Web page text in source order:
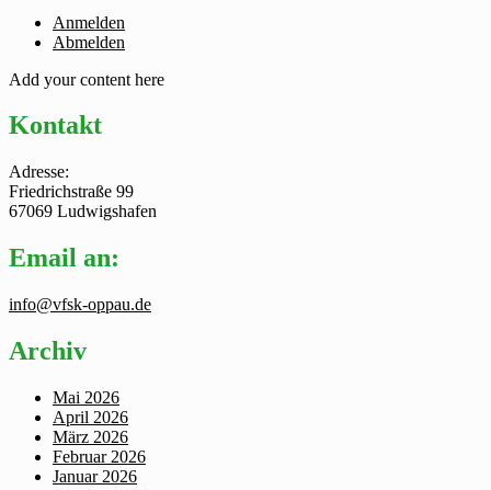
Anmelden
Abmelden
Add your content here
Kontakt
Adresse:
Friedrichstraße 99
67069 Ludwigshafen
Email an:
info@vfsk-oppau.de
Archiv
Mai 2026
April 2026
März 2026
Februar 2026
Januar 2026